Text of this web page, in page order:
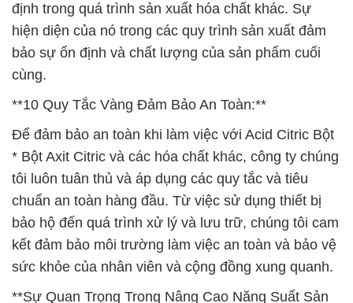
định trong quá trình sản xuất hóa chất khác. Sự
hiện diện của nó trong các quy trình sản xuất đảm
bảo sự ổn định và chất lượng của sản phẩm cuối
cùng.
**10 Quy Tắc Vàng Đảm Bảo An Toàn:**
Để đảm bảo an toàn khi làm việc với Acid Citric Bột
* Bột Axit Citric và các hóa chất khác, công ty chúng
tôi luôn tuân thủ và áp dụng các quy tắc và tiêu
chuẩn an toàn hàng đầu. Từ việc sử dụng thiết bị
bảo hộ đến quá trình xử lý và lưu trữ, chúng tôi cam
kết đảm bảo môi trường làm việc an toàn và bảo vệ
sức khỏe của nhân viên và cộng đồng xung quanh.
**Sự Quan Trọng Trong Nâng Cao Năng Suất Sản